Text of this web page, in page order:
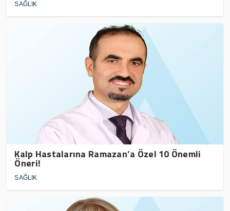
SAĞLIK
Kalp Hastalarına Ramazan’a Özel 10 Önemli
Öneri!
SAĞLIK